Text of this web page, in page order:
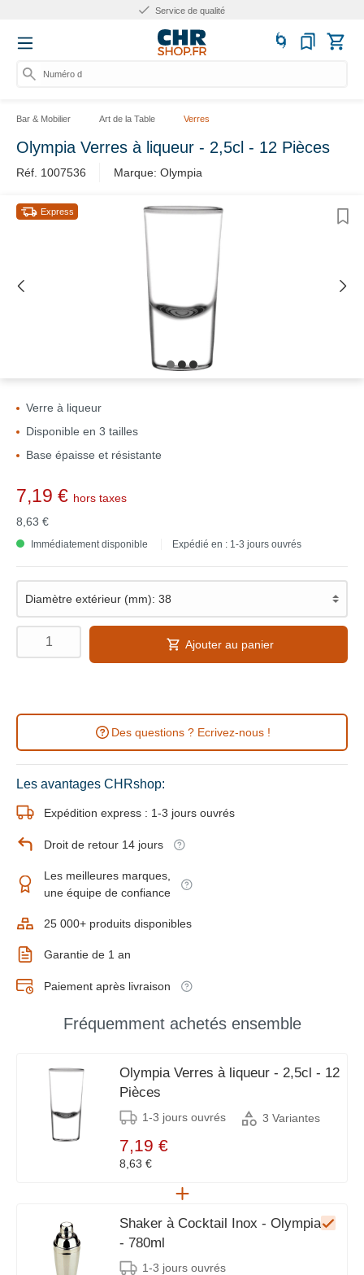
Numéro d'ar
Bar & Mobilier Art de la Table Verres
Olympia Verres à liqueur - 2,5cl - 12 Pièces
Réf. 1007536 Marque: Olympia
Express
Verre à liqueur
Disponible en 3 tailles
Base épaisse et résistante
7,19 € hors taxes
8,63 €
Immédiatement disponible Expédié en : 1-3 jours ouvrés
Ajouter au panier
Des questions ? Ecrivez-nous !
Les avantages CHRshop:
Expédition express : 1-3 jours ouvrés
Droit de retour 14 jours
Les meilleures marques,
une équipe de confiance
25 000+ produits disponibles
Garantie de 1 an
Paiement après livraison
Fréquemment achetés ensemble
Olympia Verres à liqueur - 2,5cl - 12
Pièces
1-3 jours ouvrés 3 Variantes
7,19 €
8,63 €
Shaker à Cocktail Inox - Olympia
- 780ml
1-3 jours ouvrés